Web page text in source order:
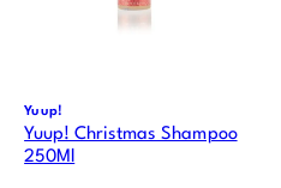
Yuup!
Yuup! Christmas Shampoo
250Ml